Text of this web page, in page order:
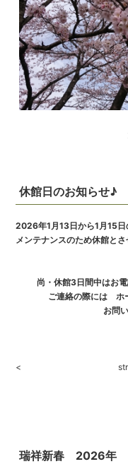
休館日のお知らせ♪
2026年1月13日から1月15
メンテナンスのため休館とさ
尚・休館3日間中はお
ご連絡の際には ホ
お問
<
瑞祥新春 2026年